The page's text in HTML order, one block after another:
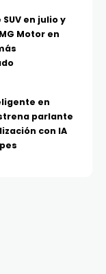
en julio y
Motor en
en
parlante
con IA